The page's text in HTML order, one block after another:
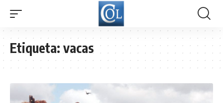
Etiqueta:vacas